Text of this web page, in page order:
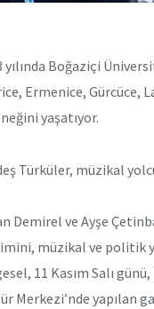
yılında Boğaziçi
Ermenice, Gürcüce,
yaşatıyor.
Türküler, müzikal
Demirel ve Ayşe
müzikal ve politik
11 Kasım Salı
Merkezi’nde yapılan